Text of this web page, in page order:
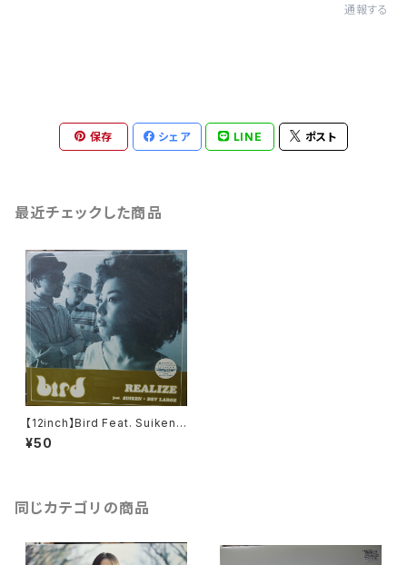
通報する
保存 シェア LINE ポスト
最近チェックした商品
【12inch】Bird Feat. Suiken
+ Dev Large / Realize
¥50
同じカテゴリの商品